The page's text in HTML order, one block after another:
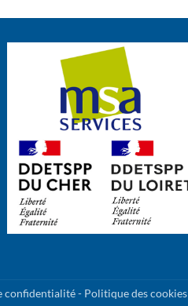
confidentialité- Politique des cookies